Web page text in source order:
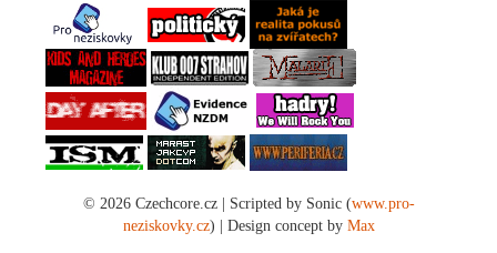
© 2026 Czechcore.cz | Scripted by Sonic (www.pro-
neziskovky.cz) | Design concept by Max